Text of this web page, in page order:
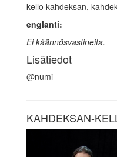
kello kahdeksan,
englanti:
Ei käännösvastineita.
Lisätiedot
@numi
KAHDEKSAN-